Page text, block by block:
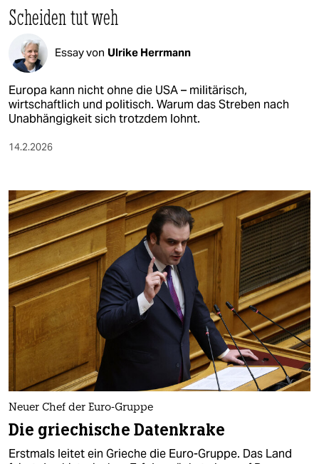
Scheiden tut weh
Essay von Ulrike Herrmann
Europa kann nicht ohne die USA – militärisch,
wirtschaftlich und politisch. Warum das Streben nach
Unabhängigkeit sich trotzdem lohnt.
14.2.2026
Neuer Chef der Euro-Gruppe
Die griechische Datenkrake
Erstmals leitet ein Grieche die Euro-Gruppe. Das Land